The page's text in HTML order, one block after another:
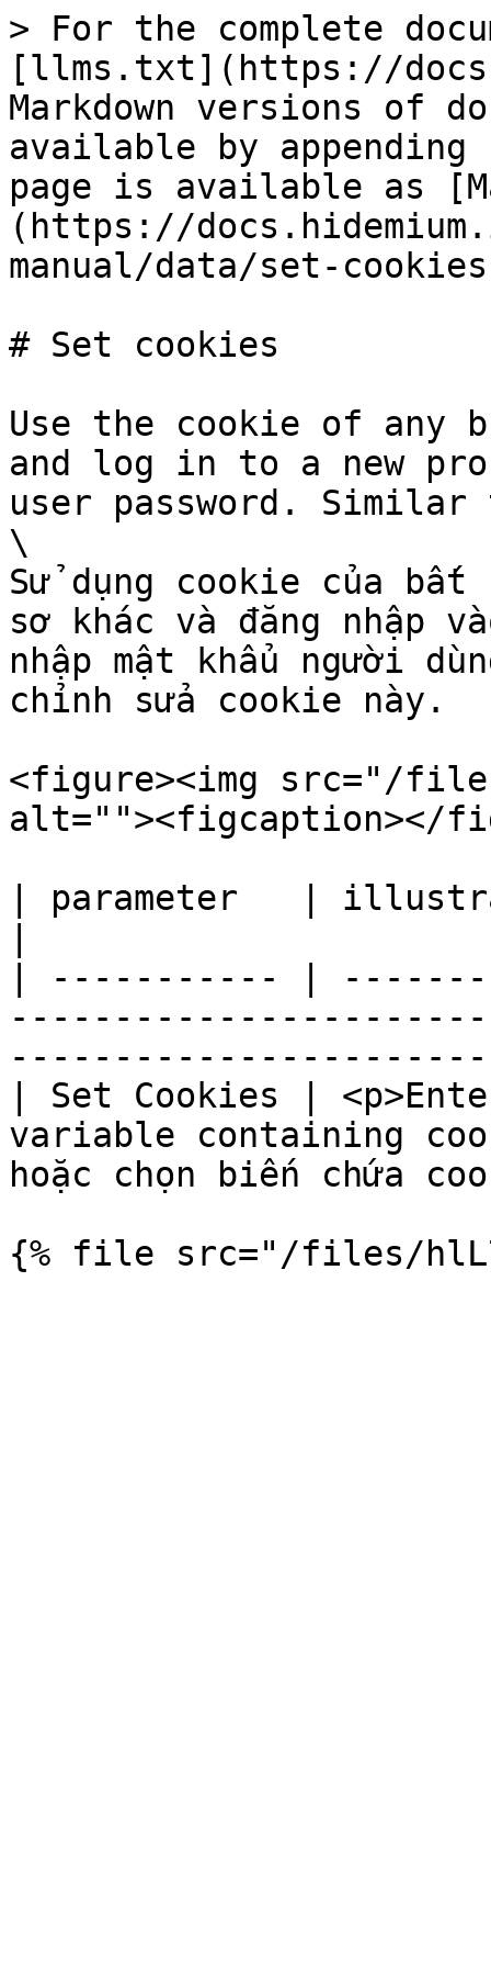
> For the complete
[llms.txt](https://
Markdown versions of
available by
page is available as
(https://
manual/data/set-
# Set cookies
Use the cookie of any
and log in to a new
user password.
\
Sử dụng cookie của
sơ khác và đăng nhập
nhập mật khẩu người
chỉnh sửa cookie này.
<figure><img src="/files/
alt=""><figcaption></
| parameter   |
| ----------- |
| Set Cookies |
variable containing
hoặc chọn biến chứa